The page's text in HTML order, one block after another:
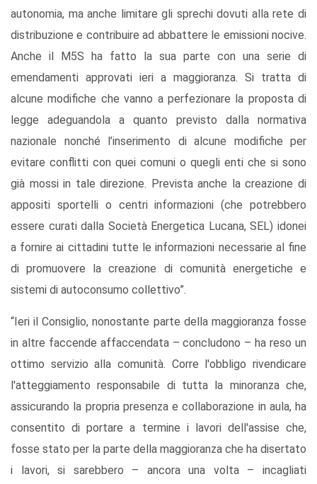
autonomia, ma anche limitare gli sprechi dovuti alla rete di
distribuzione e contribuire ad abbattere le emissioni nocive.
Anche il M5S ha fatto la sua parte con una serie di
emendamenti approvati ieri a maggioranza. Si tratta di
alcune modifiche che vanno a perfezionare la proposta di
legge adeguandola a quanto previsto dalla normativa
nazionale nonché l’inserimento di alcune modifiche per
evitare conflitti con quei comuni o quegli enti che si sono
già mossi in tale direzione. Prevista anche la creazione di
appositi sportelli o centri informazioni (che potrebbero
essere curati dalla Società Energetica Lucana, SEL) idonei
a fornire ai cittadini tutte le informazioni necessarie al fine
di promuovere la creazione di comunità energetiche e
sistemi di autoconsumo collettivo”.
“Ieri il Consiglio, nonostante parte della maggioranza fosse
in altre faccende affaccendata – concludono – ha reso un
ottimo servizio alla comunità. Corre l'obbligo rivendicare
l'atteggiamento responsabile di tutta la minoranza che,
assicurando la propria presenza e collaborazione in aula, ha
consentito di portare a termine i lavori dell'assise che,
fosse stato per la parte della maggioranza che ha disertato
i lavori, si sarebbero – ancora una volta – incagliati